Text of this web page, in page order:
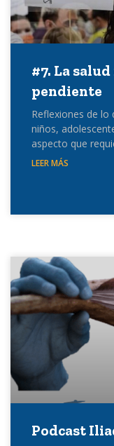
#7. La
pendiente
Reflexiones de lo
niños,
aspecto que
LEER MÁS
Podcast